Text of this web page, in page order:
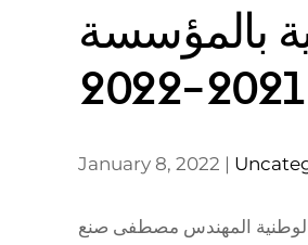
بالمؤسسة
January 8, 2022 |
المؤسسة الوطنية المهندس مصطفى صنع